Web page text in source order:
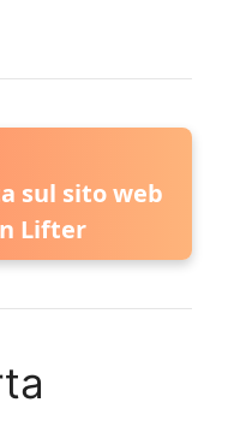
sul sito web
Lifter